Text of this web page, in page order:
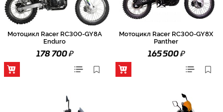
Мотоцикл Racer RC300-GY8A
Enduro
178 700₽
Мотоцикл Racer RC300-GY8X
Panther
165 500₽